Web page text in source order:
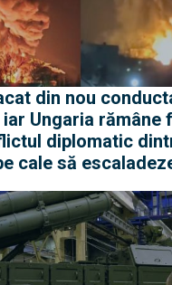
din nou
Ungaria rămâne
diplomatic
cale să